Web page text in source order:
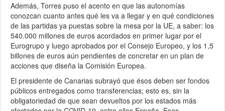
Además, Torres puso el acento en que las autonomías
conozcan cuanto antes qué les va a llegar y en qué condiciones
de las partidas ya puestas sobre la mesa por la UE, a saber: los
540.000 millones de euros acordados en primer lugar por el
Eurogrupo y luego aprobados por el Consejo Europeo, y los 1,5
billones de euros aún pendientes de concretar en un plan de
acciones que diseña la Comisión Europea.
El presidente de Canarias subrayó que ésos deben ser fondos
públicos entregados como transferencias; esto es, sin la
obligatoriedad de que sean devueltos por los estados más